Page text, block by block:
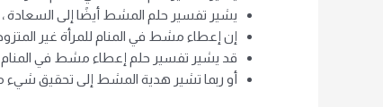
يشير تفسير حلم المشط أيضًا إلى السعادة
إن إعطاء مشط في المنام للمرأة غير
قد يشير تفسير حلم إعطاء مشط في المنام
أو ربما تشير هدية المشط إلى تحقيق